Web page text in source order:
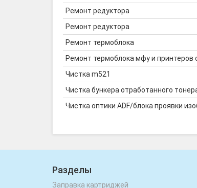
Ремонт редуктора
Ремонт редуктора
Ремонт термоблока
Ремонт термоблока мфу и принтеров
Чистка m521
Чистка бункера отработанного
Чистка оптики ADF/блока проявки
Разделы
Заправка картриджей